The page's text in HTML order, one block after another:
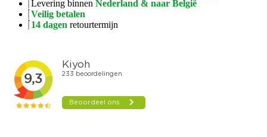
Levering binnen Nederland & naar België
Veilig betalen
14 dagen retourtermijn